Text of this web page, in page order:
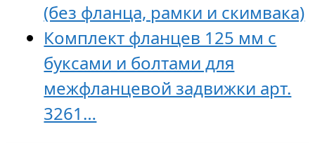
(без фланца, рамки и скимвака)
Комплект фланцев 125 мм с
буксами и болтами для
межфланцевой задвижки арт.
3261…